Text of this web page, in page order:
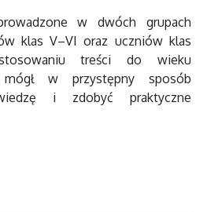
w dwóch grupach
klas V–VI oraz uczniów klas
treści do wieku
w przystępny sposób
i zdobyć praktyczne